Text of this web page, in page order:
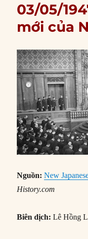
03/05/
mới của
Nguồn: New
History.com
Biên dịch: Lê Hồng